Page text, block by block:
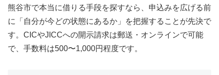
熊谷市で本当に借りる手段を探すなら、申込みを広げる前
に「自分が今どの状態にあるか」を把握することが先決で
す。CICやJICCへの開示請求は郵送・オンラインで可能
で、手数料は500〜1,000円程度です。